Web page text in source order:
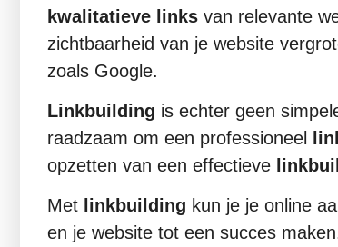
kwalitatieve links van relevante
zichtbaarheid van je website
zoals Google.
Linkbuilding is echter geen
raadzaam om een professioneel
opzetten van een effectieve
Met linkbuilding kun je je online
en je website tot een succes